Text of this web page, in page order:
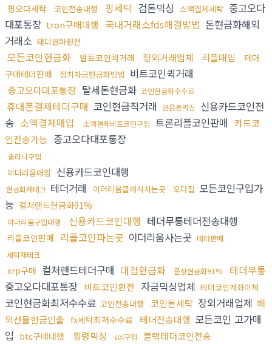
핑오다세탁 코인전송대행 핑세탁 검돈믹싱 소액결제세탁 중고오다
대포통장 tron구매대행 국내거래소fds해결방법 돈현금화해외
거래소 태더원화환전
모든코인현금화 알트코인퀵거래 장외거래업체 리플매입
테더
구매테더판매
정치자금현금화방법 비트코인퀵거래
중고오다대포통장 탈세돈현금화 코인현금화수수료
휴대폰결제테더구매 코인현금직거래 금은돈믹싱
신용카드코인전
송 소액결제매입 소액결제비트코인구입 트론리플코인판매 카드코
인전송가능 중고오다대포통장
솔라나구입
이더리움매입 신용카드코인대행
현금화재테크 테더거래 이더리움클레식사는곳 오다집 모든코인구입가
능 컬쳐랜드현금화91%
이더리움구입대행 신용카드코인대행 테더무통테더전송대행
리플코인판매 리플코인파는곳 이더리움사는곳 테더판매
세탁재테크
xrp구매 컬쳐랜드테더구매 대검현금화 문상현금화91%
테더무통
중고오다대포통장 비트코인환전 자금믹싱업체 테더코인계좌이체
코인현금화최저수수료 코인전송대행 코인돈세탁 장외거래업체 해
외선물현금인출 fx세탁최저수수료 테더전송대행 모든코인 고가매
입 btc구매대행 횡령믹싱 sol구입 블랙테더코인전송